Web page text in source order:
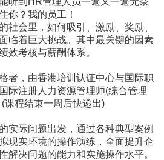
你？我的员工！
社会里，如何吸引、激励、奖励、
临着巨大挑战。其中最关键的因素
效考核与薪酬体系。
者，由香港培训认证中心与国际职
际注册人力资源管理师(综合管理
课程结束一周后快递出)
实际问题出发，通过各种典型案例
现实环境的操作演练，全面提升企
解决问题的能力和实施操作水平。